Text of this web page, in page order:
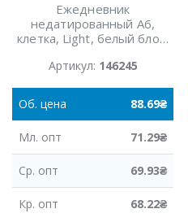
Ежедневник
недатированный A6,
клетка, Light, белый блок,
Артикул: 146245
Об. цена 88.69₴
Мл. опт 71.29₴
Ср. опт 69.93₴
Кр. опт 68.22₴